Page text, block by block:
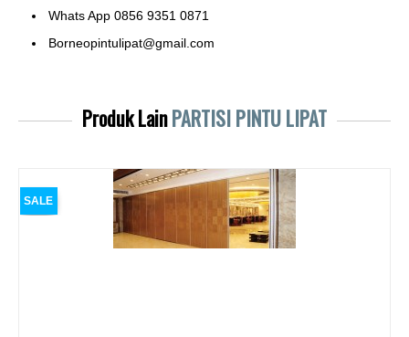
Whats App 0856 9351 0871
Borneopintulipat@gmail.com
Produk LainPARTISI PINTU LIPAT
SALE